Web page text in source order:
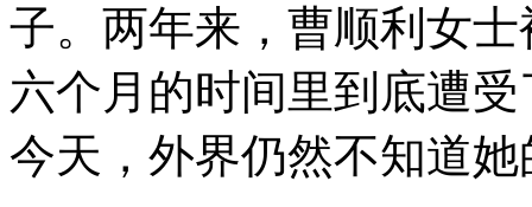
子。两年来，曹顺利女
六个月的时间里到底遭
今天，外界仍然不知道